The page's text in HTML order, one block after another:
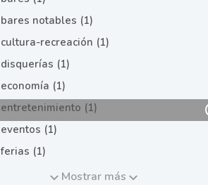
bares notables (1)
cultura-recreación (1)
disquerías (1)
economía (1)
entretenimiento (1)
eventos (1)
ferias (1)
Mostrar más